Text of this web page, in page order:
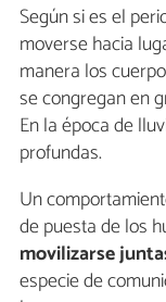
Según si es el
moverse hacia
manera los
se congregan en
En la época de
profundas.
Un
de puesta de los
movilizarse
especie de